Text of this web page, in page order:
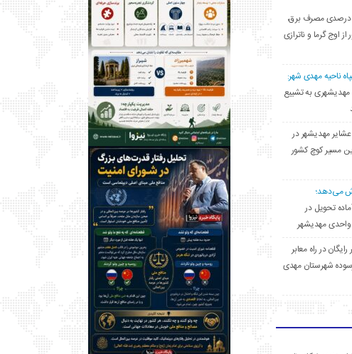
کاهش ۱۰ درصدی مصرف برق،
از اوج گرما و ناترازی
ناحیه مهدی شهر:
اعزام ۱۰۰۰ مهدیشهری به تشییع
عشایر مهدیشهر در
مسیر کوچ کشور
می‌دهد؛
تحویل در
رایگان در راه معابر
شهرستان مهدی